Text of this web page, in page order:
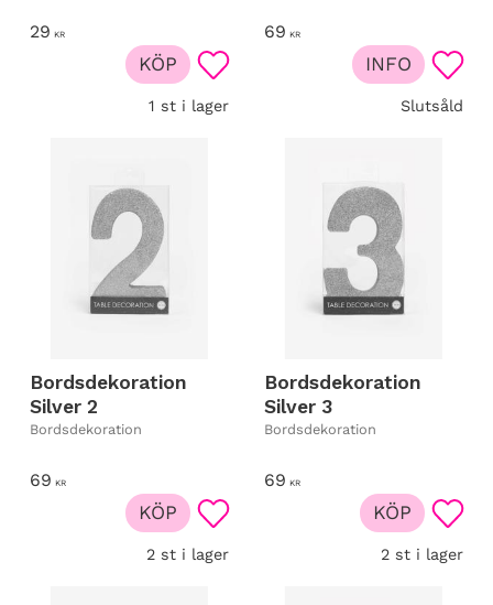
29 KR
Lägg till i favoriter
1 st i lager
KÖP
69 KR
Slutsåld
INFO
Bordsdekoration
Silver 2
Bordsdekoration
69 KR
Lägg till i favoriter
2 st i lager
KÖP
Bordsdekoration
Silver 3
Bordsdekoration
69 KR
2 st i lager
KÖP